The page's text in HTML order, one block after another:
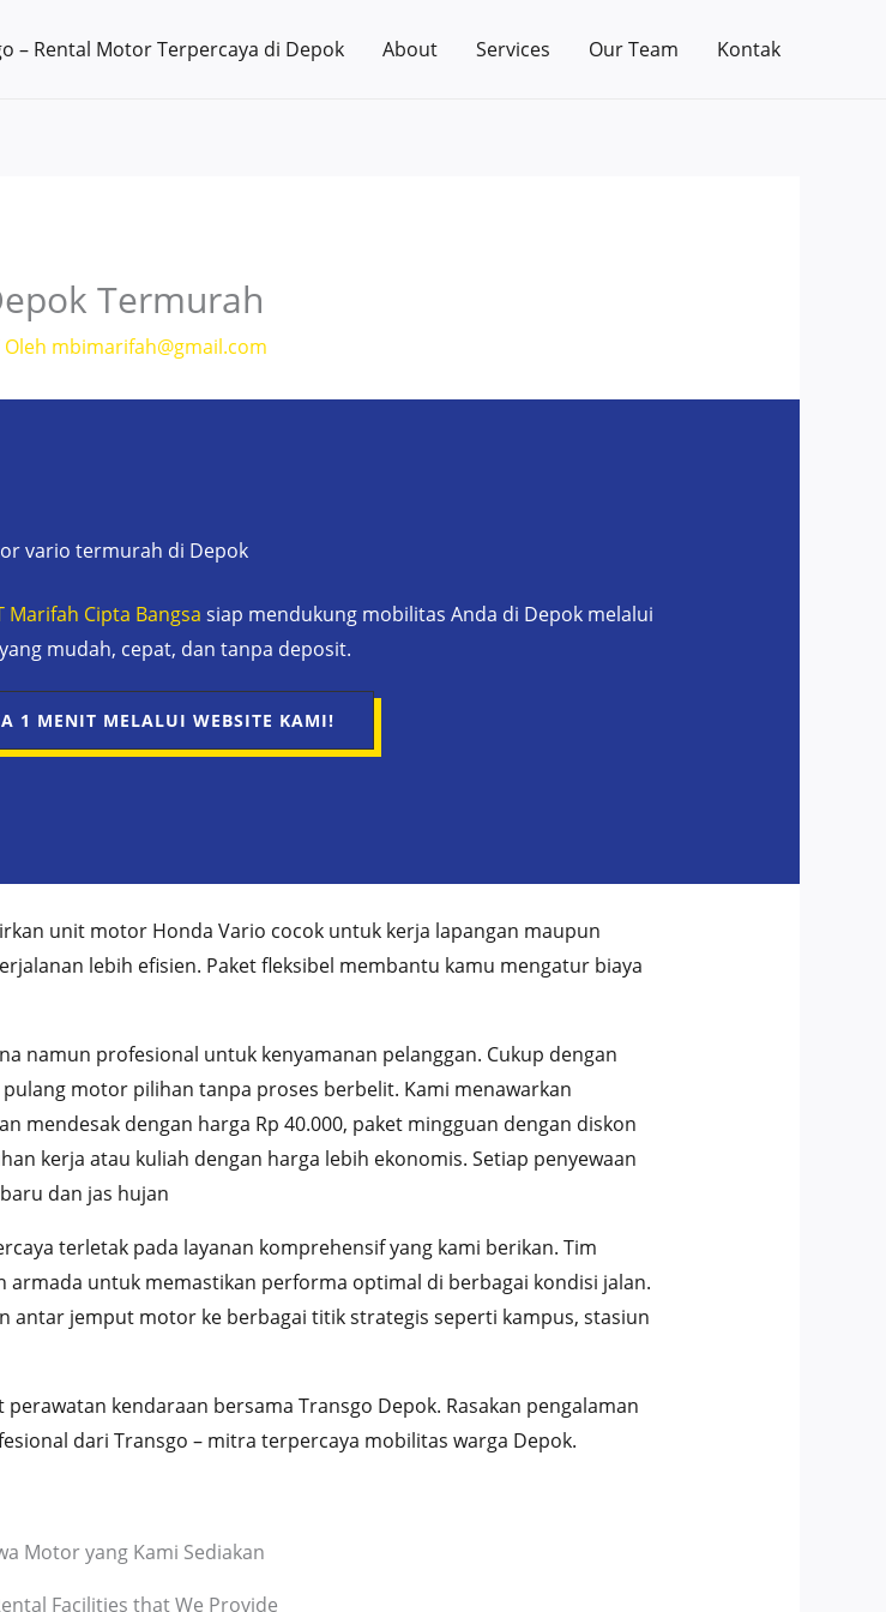
– Rental Motor Terpercaya di Depok About Services Our Team Kontak
Termurah
mbimarifah@gmail.com
vario termurah di Depok
Marifah Cipta Bangsa siap mendukung mobilitas Anda di Depok melalui
mudah, cepat, dan tanpa deposit.
1 MENIT MELALUI WEBSITE KAMI!
unit motor Honda Vario cocok untuk kerja lapangan maupun
lebih efisien. Paket fleksibel membantu kamu mengatur biaya
namun profesional untuk kenyamanan pelanggan. Cukup dengan
motor pilihan tanpa proses berbelit. Kami menawarkan
mendesak dengan harga Rp 40.000, paket mingguan dengan diskon
kerja atau kuliah dengan harga lebih ekonomis. Setiap penyewaan
dan jas hujan
terletak pada layanan komprehensif yang kami berikan. Tim
untuk memastikan performa optimal di berbagai kondisi jalan.
antar jemput motor ke berbagai titik strategis seperti kampus, stasiun
kendaraan bersama Transgo Depok. Rasakan pengalaman
dari Transgo – mitra terpercaya mobilitas warga Depok.
Motor yang Kami Sediakan
Facilities that We Provide